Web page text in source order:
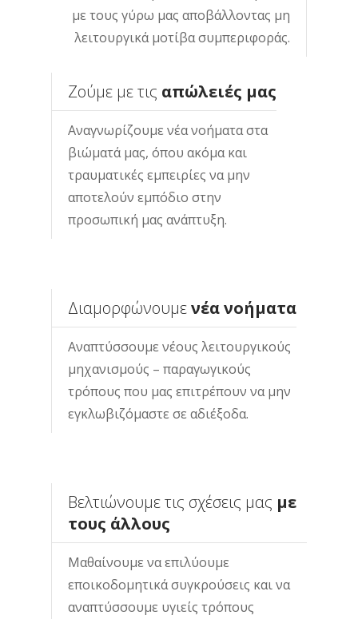
με τους γύρω μας αποβάλλοντας μη
λειτουργικά μοτίβα συμπεριφοράς.
Ζούμε με τις απώλειές μας
Αναγνωρίζουμε νέα νοήματα στα
βιώματά μας, όπου ακόμα και
τραυματικές εμπειρίες να μην
αποτελούν εμπόδιο στην
προσωπική μας ανάπτυξη.
Διαμορφώνουμενέα νοήματα
Αναπτύσσουμε νέους λειτουργικούς
μηχανισμούς – παραγωγικούς
τρόπους που μας επιτρέπουν να μην
εγκλωβιζόμαστε σε αδιέξοδα.
Βελτιώνουμε τις σχέσεις μας με
τους άλλους
Μαθαίνουμε να επιλύουμε
εποικοδομητικά συγκρούσεις και να
αναπτύσσουμε υγιείς τρόπους